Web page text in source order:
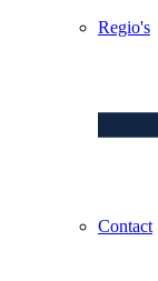
Regio's
Contact